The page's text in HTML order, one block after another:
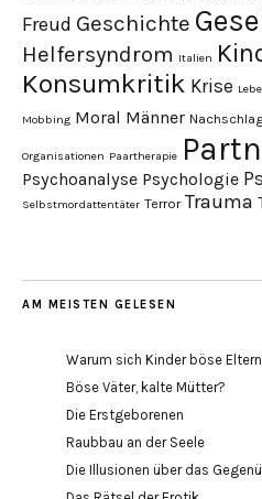
Freud Geschichte
Helfersyndrom Italien
Konsumkritik Krise
Mobbing Moral Männer
Organisationen Paartherapie
Psychoanalyse Psychologie
Selbstmordattentäter Terror Trauma
AM MEISTEN GELESEN
Warum sich Kinder böse
Böse Väter, kalte Mütter?
Die Erstgeborenen
Raubbau an der Seele
Die Illusionen über das